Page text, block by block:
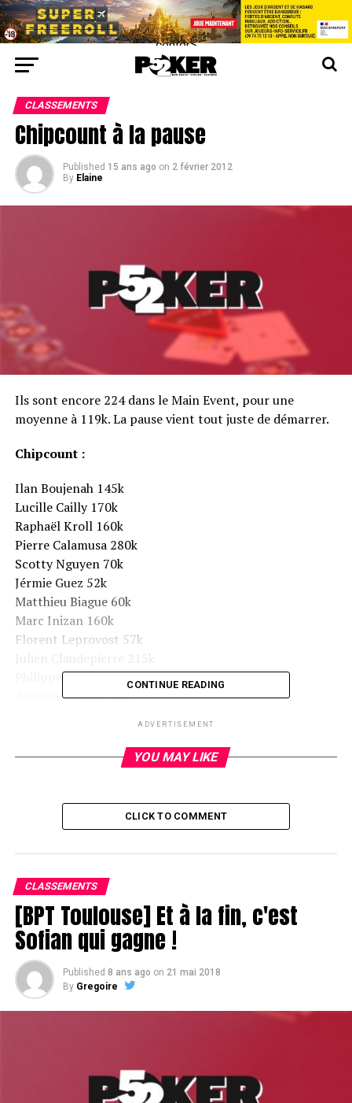
center>
CLASSEMENTS
Chipcount à la pause
Published 15 ans ago on 2 février 2012
By Elaine
Ils sont encore 224 dans le Main Event, pour une
moyenne à 119k. La pause vient tout juste de démarrer.
Chipcount :
Ilan Boujenah 145k
Lucille Cailly 170k
Raphaël Kroll 160k
Pierre Calamusa 280k
Scotty Nguyen 70k
Jérmie Guez 52k
Matthieu Biague 60k
Marc Inizan 160k
Florent Leprovost 57k
Philippe Ktorza 185k
Anthony Picault 34k
Yohann Aube 170k
Poloker remporte un énorme pot avant la pause
DON'T MISS
Hugo Lemaire et Clément Thumy éliminés
CONTINUE READING
ADVERTISEMENT
YOU MAY LIKE
CLICK TO COMMENT
CLASSEMENTS
[BPT Toulouse] Et à la fin, c'est
Sofian qui gagne !
Published 8 ans ago on 21 mai 2018
By Gregoire